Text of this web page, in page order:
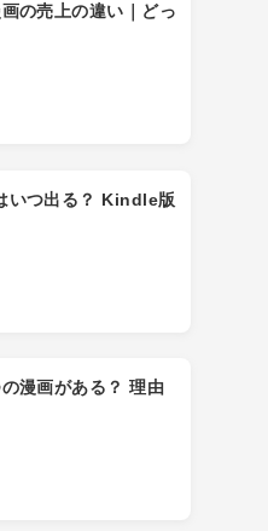
の売上の違い｜どっ
いつ出る？ Kindle版
漫画がある？ 理由